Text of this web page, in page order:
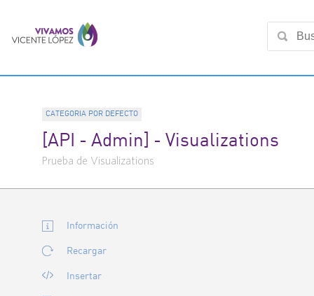
Información
Recargar
Insertar
CATEGORIA POR DEFECTO
[API - Admin] - Visualizations
Prueba de Visualizations